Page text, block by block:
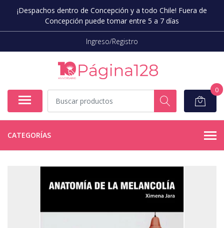
¡Despachos dentro de Concepción y a todo Chile! Fuera de
Concepción puede tomar entre 5 a 7 días
Ingreso/Registro
0
CATEGORÍAS